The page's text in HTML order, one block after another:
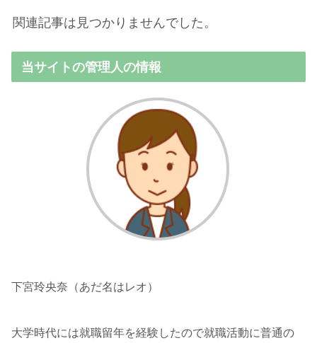
関連記事は見つかりませんでした。
当サイトの管理人の情報
下宮玲央奈（あだ名はレオ）
大学時代には就職留年を経験したので就職活動に普通の